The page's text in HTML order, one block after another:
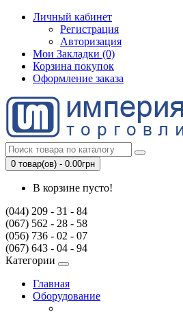
Личный кабинет
Регистрация
Авторизация
Мои Закладки (0)
Корзина покупок
Оформление заказа
0 товар(ов) - 0.00грн
В корзине пусто!
(044) 209 - 31 - 84
(067) 562 - 28 - 58
(056) 736 - 02 - 07
(067) 643 - 04 - 94
Категории
Главная
Оборудование